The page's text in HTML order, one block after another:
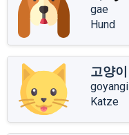
gae
Hund
고양이
goyangi
Katze